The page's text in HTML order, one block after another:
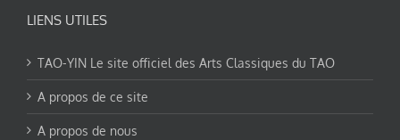
LIENS UTILES
TAO-YIN Le site officiel des Arts Classiques du TAO
A propos de ce site
A propos de nous